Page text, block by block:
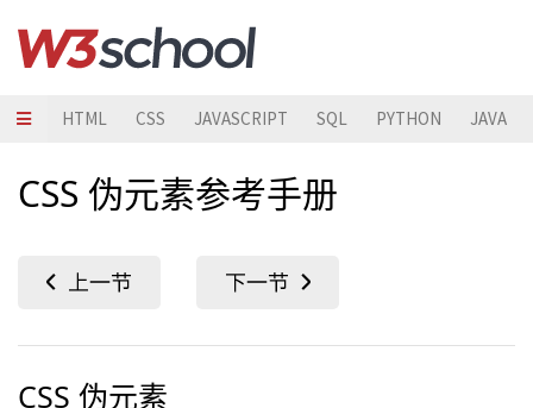
HTML CSS JAVASCRIPT SQL PYTHON JAVA
CSS 伪元素参考手册
CSS 伪元素